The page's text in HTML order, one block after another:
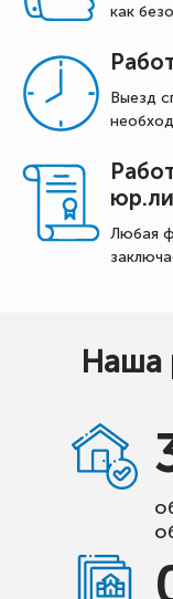
как
Выезд
Любая
Наша